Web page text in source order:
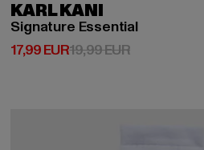
KARL KANI
Signature Essential
17,99 EUR
Derzeitiger Preis: 17,99 EUR
19,99 EURAktionspreis: